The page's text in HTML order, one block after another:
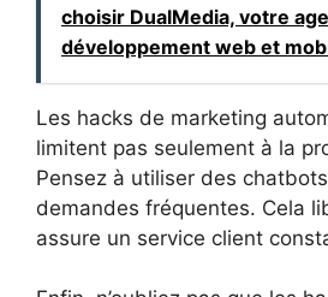
choisir DualMedia, votre
développement web et
Les hacks de marketing
limitent pas seulement à la
Pensez à utiliser des
demandes fréquentes. Cela
assure un service client